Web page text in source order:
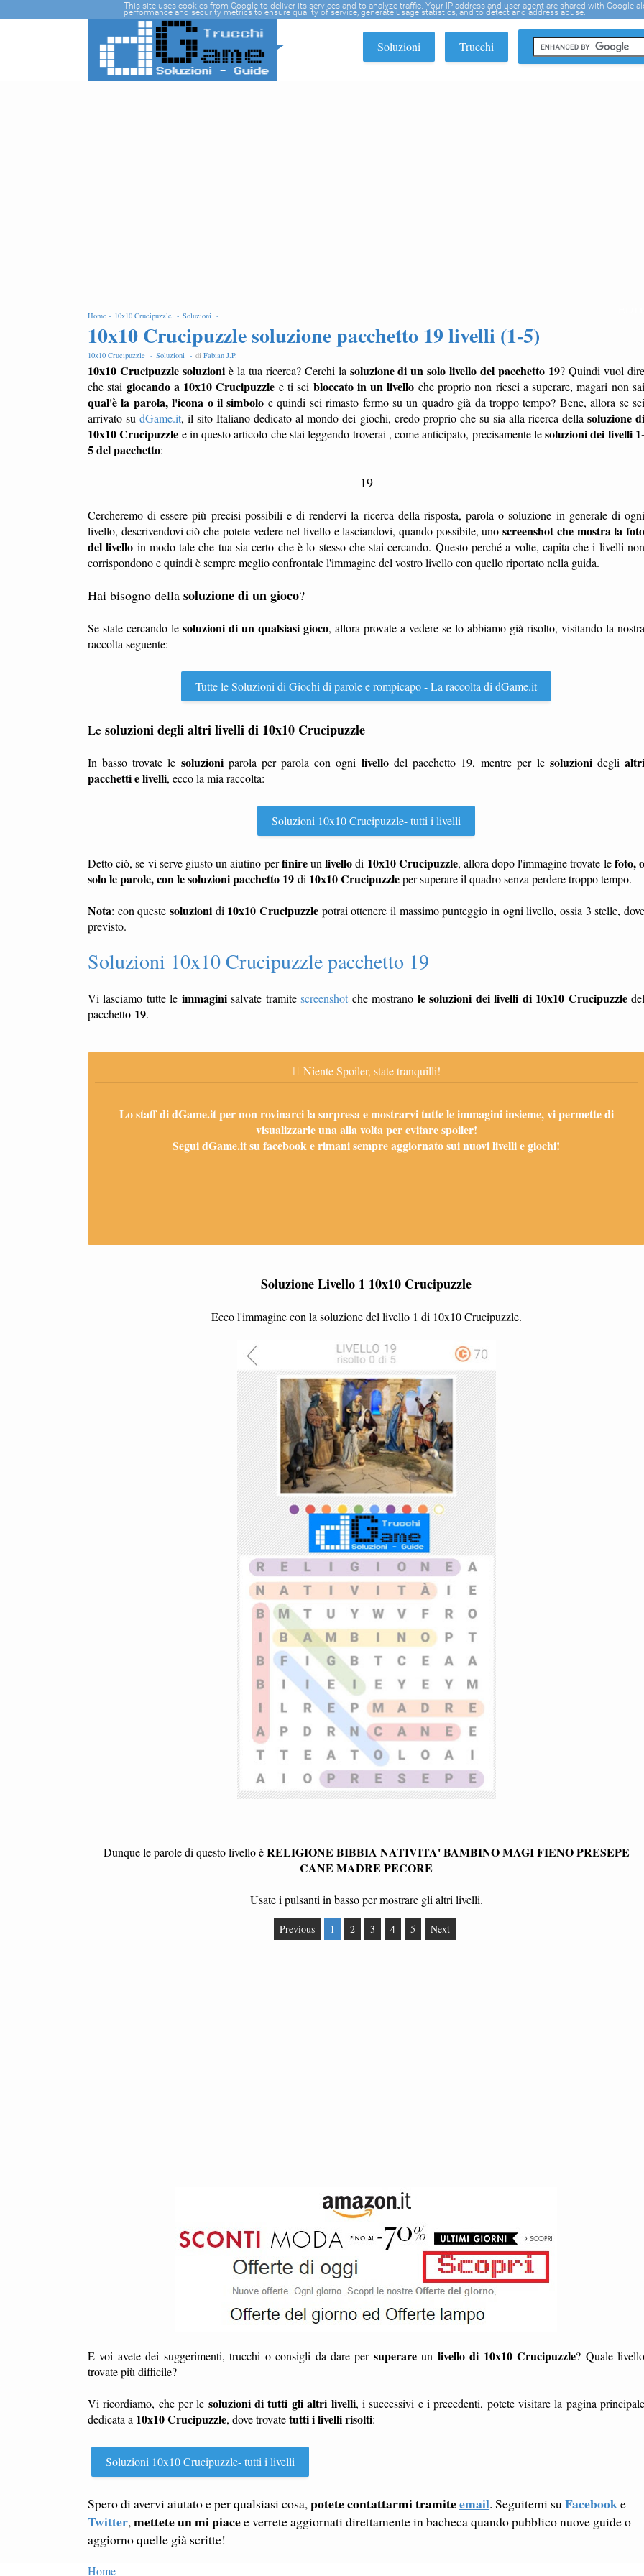
Soluzioni Trucchi
Home - 10x10 Crucipuzzle - Soluzioni -
10x10 Crucipuzzle soluzione pacchetto 19 livelli (1-5)
10x10 Crucipuzzle - Soluzioni - di Fabian J.P.
10x10 Crucipuzzle soluzioniè la tua ricerca? Cerchi la soluzione di un solo livello del pacchetto 19? Quindi vuol
che stai giocando a 10x10 Crucipuzzle e ti sei bloccato in un livello che proprio non riesci a superare, magari non
qual'è la parola, l'icona o il simbolo e quindi sei rimasto fermo su un quadro già da troppo tempo? Bene, allora se
arrivato sudGame.it, il sito Italiano dedicato al mondo dei giochi, credo proprio che su sia alla ricerca della soluzione
10x10 Crucipuzzle e in questo articolo che stai leggendo troverai , come anticipato, precisamente lesoluzioni dei livelli
5 del pacchetto:
19
Cercheremo di essere più precisi possibili e di rendervi la ricerca della risposta, parola o soluzione in generale di ogni
livello, descrivendovi ciò che potete vedere nel livello e lasciandovi, quando possibile, unoscreenshot che mostra la
del livello in modo tale che tua sia certo che è lo stesso che stai cercando. Questo perché a volte, capita che i livelli
corrispondono e quindi è sempre meglio confrontale l'immagine del vostro livello con quello riportato nella guida.
Hai bisogno della soluzione di un gioco?
Se state cercando le soluzioni di un qualsiasi gioco, allora provate a vedere se lo abbiamo già risolto, visitando la nostra
raccolta seguente:
Tutte le Soluzioni di Giochi di parole e rompicapo - La raccolta di dGame.it
Le soluzioni degli altri livelli di 10x10 Crucipuzzle
In basso trovate le soluzioniparola per parola con ogni livellodel pacchetto 19, mentre per le soluzionidegli
pacchetti e livelli, ecco la mia raccolta:
Soluzioni 10x10 Crucipuzzle- tutti i livelli
Detto ciò, se vi serve giusto un aiutino perfinireunlivellodi 10x10 Crucipuzzle, allora dopo l'immagine trovate lefoto,
solo le parole, con le soluzioni pacchetto 19 di 10x10 Crucipuzzleper superare il quadro senza perdere troppo tempo.
Nota: con queste soluzioni di 10x10 Crucipuzzle potrai ottenere il massimo punteggio in ogni livello, ossia 3 stelle,
previsto.
Soluzioni 10x10 Crucipuzzle pacchetto 19
Vi lasciamo tutte le immaginisalvate tramitescreenshot che mostrano le soluzioni dei livelli di 10x10 Crucipuzzle
pacchetto 19.
Niente Spoiler, state tranquilli!
Lo staff di dGame.it per non rovinarci la sorpresa e mostrarvi tutte le immagini insieme, vi permette di
visualizzarle una alla volta per evitare spoiler!
Segui dGame.it su facebook e rimani sempre aggiornato sui nuovi livelli e giochi!
Soluzione Livello 1 10x10 Crucipuzzle
Ecco l'immagine con la soluzione del livello 1 di 10x10 Crucipuzzle.
Dunque le parole di questo livello èRELIGIONE BIBBIA NATIVITA' BAMBINO MAGI FIENO PRESEPE
CANE MADRE PECORE
Usate i pulsanti in basso per mostrare gli altri livelli.
Previous 1 2 3 4 5 Next
E voi avete dei suggerimenti, trucchi o consigli da dare per superareun livello di 10x10 Crucipuzzle? Quale
trovate più difficile?
Vi ricordiamo, che per le soluzioni di tutti gli altri livelli, i successivi e i precedenti, potete visitare la pagina principale
dedicata a 10x10 Crucipuzzle, dove trovatetutti i livelli risolti:
Soluzioni 10x10 Crucipuzzle- tutti i livelli
Spero di avervi aiutato e per qualsiasi cosa,potete contattarmi tramiteemail. Seguitemi suFacebooke
Twitter,mettete un mi piacee verrete aggiornati direttamente in bacheca quando pubblico nuove guide o
aggiorno quelle già scritte!
Home
This site uses cookies from Google to deliver its services and to analyze traffic. Your IP address and user-agent are shared with Google
performance and security metrics to ensure quality of service, generate usage statistics, and to detect and address abuse.